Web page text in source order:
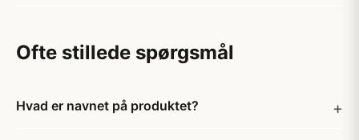
Ofte stillede spørgsmål
Hvad er navnet på produktet?